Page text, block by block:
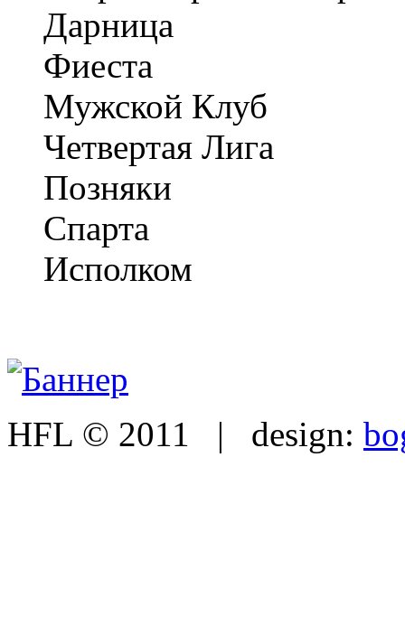
Дарница
Фиеста
Мужской Клуб
Четвертая Лига
Позняки
Спарта
Исполком
HFL © 2011 | design: